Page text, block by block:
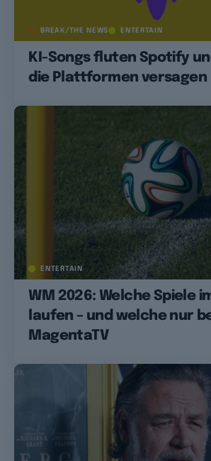
BREAK/THE NEWS ENTERTAIN
KI-Songs fluten Spotify
die Plattformen versagen
ENTERTAIN
WM 2026: Welche Spiele
laufen – und welche nur
MagentaTV